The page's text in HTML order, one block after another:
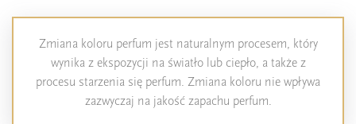
Zmiana koloru perfum jest naturalnym procesem, który
wynika z ekspozycji na światło lub ciepło, a także z
procesu starzenia się perfum. Zmiana koloru nie wpływa
zazwyczaj na jakość zapachu perfum.